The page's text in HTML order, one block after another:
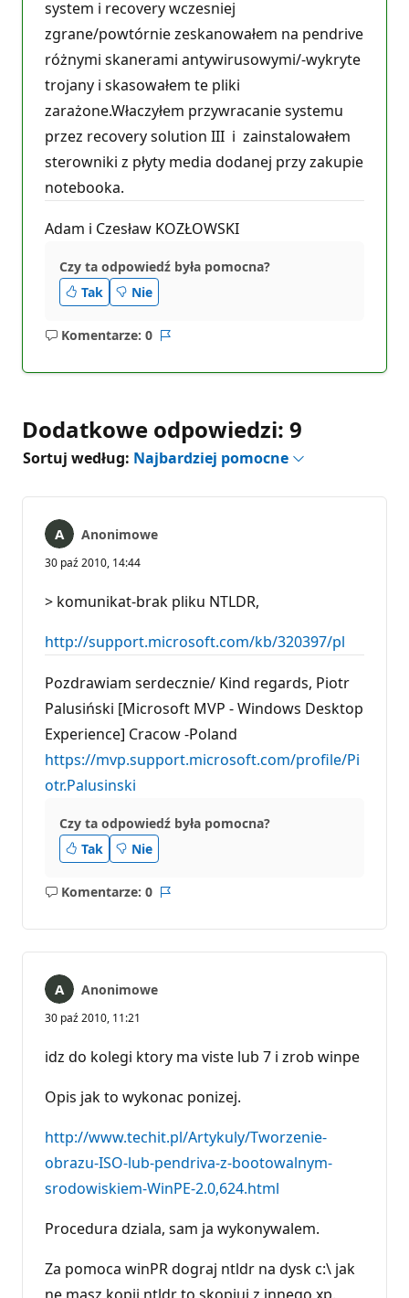
system i recovery wczesniej
zgrane/powtórnie zeskanowałem na pendrive
różnymi skanerami antywirusowymi/-wykryte
trojany i skasowałem te pliki
zarażone.Właczyłem przywracanie systemu
przez recovery solution III i zainstalowałem
sterowniki z płyty media dodanej przy zakupie
notebooka.
Adam i Czesław KOZŁOWSKI
Czy ta odpowiedź była pomocna?
Tak
Nie
Komentarze: 0
Brak
Dodatkowe odpowiedzi: 9
Sortuj według: Najbardziej pomocne
Anonimowe
30 paź 2010, 14:44
> komunikat-brak pliku NTLDR,
http://support.microsoft.com/kb/320397/pl
Pozdrawiam serdecznie/ Kind regards, Piotr
Palusiński [Microsoft MVP - Windows Desktop
Experience] Cracow -Poland
https://mvp.support.microsoft.com/profile/Pi
otr.Palusinski
Czy ta odpowiedź była pomocna?
Tak
Nie
Komentarze: 0
Brak
Anonimowe
30 paź 2010, 11:21
idz do kolegi ktory ma viste lub 7 i zrob winpe
Opis jak to wykonac ponizej.
http://www.techit.pl/Artykuly/Tworzenie-
obrazu-ISO-lub-pendriva-z-bootowalnym-
srodowiskiem-WinPE-2.0,624.html
Procedura dziala, sam ja wykonywalem.
Za pomoca winPR dograj ntldr na dysk c:\ jak
ne masz kopii ntldr to skopiuj z innego xp.